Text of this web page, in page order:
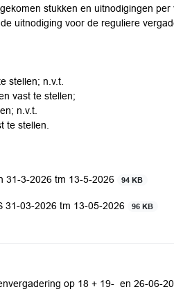
stukken en uitnodigingen
uitnodiging voor de reguliere
stellen; n.v.t.
vast te stellen;
n.v.t.
te stellen.
31-3-2026 tm 13-5-2026
94 KB
31-03-2026 tm 13-05-2026 96 KB
op 18 + 19- en 26-06-